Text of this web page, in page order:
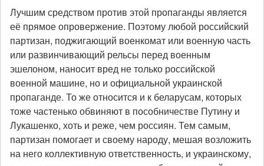
Лучшим средством против этой пропаганды является
её прямое опровержение. Поэтому любой российский
партизан, поджигающий военкомат или военную часть
или развинчивающий рельсы перед военным
эшелоном, наносит вред не только российской
военной машине, но и официальной украинской
пропаганде. То же относится и к беларусам, которых
тоже частенько обвиняют в пособничестве Путину и
Лукашенко, хоть и реже, чем россиян. Тем самым,
партизан помогает и своему народу, мешая возложить
на него коллективную ответственность, и украинскому,